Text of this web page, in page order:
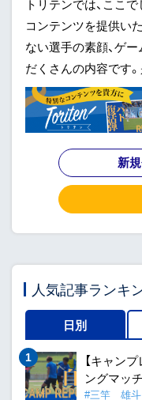
トリテンでは、ここ
コンテンツを提供い
ない選手の素顔、ゲ
だくさんの内容です
新
人気記事ランキ
日別
【キャン
ングマッ
#三竿 雄斗